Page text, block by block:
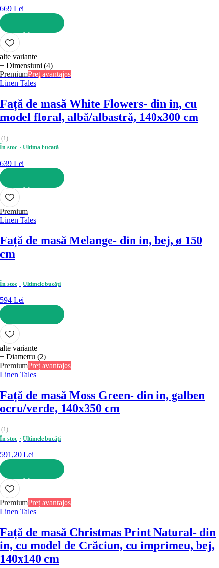
669 Lei
ADAUGĂ ÎN COȘ
alte variante
+ Dimensiuni (4)
PremiumPreț avantajos
Linen Tales
Față de masă White Flowers- din in, cu
model floral, albă/albastră, 140x300 cm
(1)
În stoc
Ultima bucată
639 Lei
ADAUGĂ ÎN COȘ
Premium
Linen Tales
Față de masă Melange- din in, bej, ø 150
cm
În stoc Ultimele bucăți
594 Lei
ADAUGĂ ÎN COȘ
alte variante
+ Diametru (2)
PremiumPreț avantajos
Linen Tales
Față de masă Moss Green- din in, galben
ocru/verde, 140x350 cm
(1)
În stoc
Ultimele bucăți
591,20 Lei
ADAUGĂ ÎN COȘ
PremiumPreț avantajos
Linen Tales
Față de masă Christmas Print Natural- din
in, cu model de Crăciun, cu imprimeu, bej,
140x140 cm